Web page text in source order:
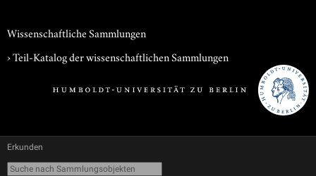
Wissenschaftliche Sammlungen
› Teil-Katalog der wissenschaftlichen Sammlungen
Erkunden